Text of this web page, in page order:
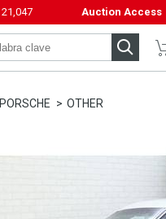
21,047 Auction Access
PORSCHE OTHER